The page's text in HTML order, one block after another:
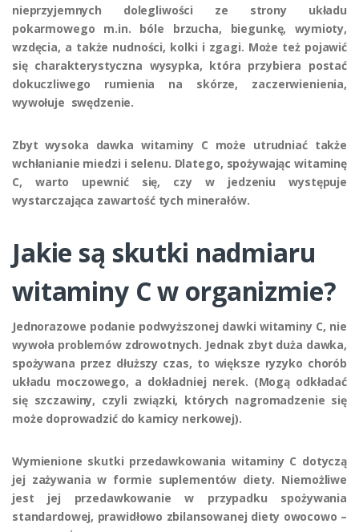
nieprzyjemnych dolegliwości ze strony układu
pokarmowego m.in. bóle brzucha, biegunkę, wymioty,
wzdęcia, a także nudności, kolki i zgagi. Może też pojawić
się charakterystyczna wysypka, która przybiera postać
dokuczliwego rumienia na skórze, zaczerwienienia,
wywołuje swędzenie.
Zbyt wysoka dawka witaminy C może utrudniać także
wchłanianie miedzi i selenu. Dlatego, spożywając witaminę
C, warto upewnić się, czy w jedzeniu występuje
wystarczająca zawartość tych minerałów.
Jakie są skutki nadmiaru
witaminy C w organizmie?
Jednorazowe podanie podwyższonej dawki witaminy C, nie
wywoła problemów zdrowotnych. Jednak zbyt duża dawka,
spożywana przez dłuższy czas, to większe ryzyko chorób
układu moczowego, a dokładniej nerek. (Mogą odkładać
się szczawiny, czyli związki, których nagromadzenie się
może doprowadzić do kamicy nerkowej).
Wymienione skutki przedawkowania witaminy C dotyczą
jej zażywania w formie suplementów diety. Niemożliwe
jest jej przedawkowanie w przypadku spożywania
standardowej, prawidłowo zbilansowanej diety owocowo –